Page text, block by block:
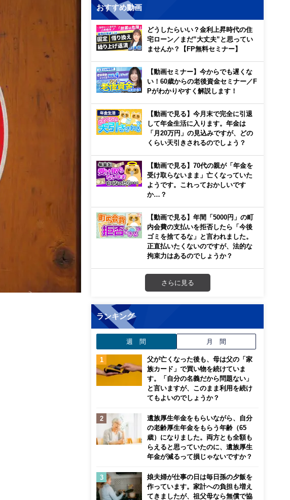
おすすめ動画
どうしたらいい？金利上昇時代の住
宅ローン／まだ”大丈夫”と思ってい
ませんか？【FP無料セミナー】
【動画セミナー】今からでも遅くな
い！60歳からの老後資金セミナー／F
Pがわかりやすく解説します！
【動画で見る】今月末で完全に引退
して年金生活に入ります。年金は
「月20万円」の見込みですが、どの
くらい天引きされるのでしょう？
【動画で見る】70代の親が「年金を
受け取らないまま」亡くなっていた
ようです。これっておかしいです
か…？
【動画で見る】年間「5000円」の町
内会費の支払いを拒否したら「今後
ゴミを捨てるな」と言われました。
正直払いたくないのですが、法的な
拘束力はあるのでしょうか？
さらに見る
ランキング
週 間 月 間
父が亡くなった後も、母は父の「家
族カード」で買い物を続けていま
す。「自分の名義だから問題ない」
と言いますが、このまま利用を続け
てもよいのでしょうか？
遺族厚生年金をもらいながら、自分
の老齢厚生年金をもらう年齢（65
歳）になりました。両方とも全額も
らえると思っていたのに、遺族厚生
年金が減るって損じゃないですか？
娘夫婦が仕事の日は毎日孫の夕飯を
作っています。家計への負担も増え
てきましたが、祖父母なら無償で協